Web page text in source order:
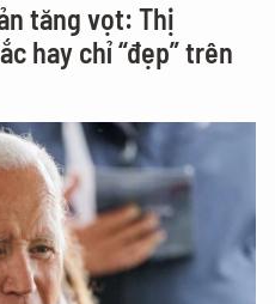
tăng vọt: Thị
hay chỉ “đẹp” trên